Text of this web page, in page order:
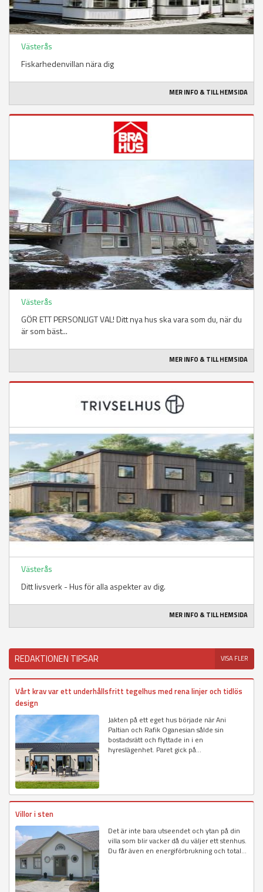
Västerås
Fiskarhedenvillan nära dig
MER INFO & TILL HEMSIDA
Västerås
GÖR ETT PERSONLIGT VAL! Ditt nya hus ska vara som du, när du
är som bäst...
MER INFO & TILL HEMSIDA
Västerås
Ditt livsverk - Hus för alla aspekter av dig.
MER INFO & TILL HEMSIDA
REDAKTIONEN TIPSAR VISA FLER
Vårt krav var ett underhållsfritt tegelhus med rena linjer och tidlös
design
Jakten på ett eget hus började när Ani
Paltian och Rafik Oganesian sålde sin
bostadsrätt och flyttade in i en
hyreslägenhet. Paret gick på...
Villor i sten
Det är inte bara utseendet och ytan på din
villa som blir vacker då du väljer ett stenhus.
Du får även en energiförbrukning och total...